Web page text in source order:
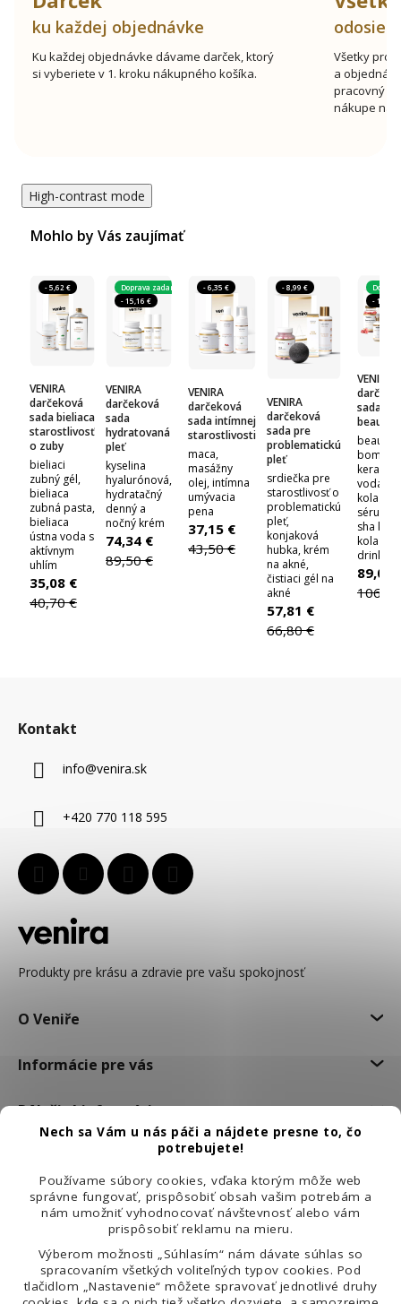
Nech sa Vám u nás páči a nájdete presne to, čo
potrebujete!
Používame súbory cookies, vďaka ktorým môže web
správne fungovať, prispôsobiť obsah vašim potrebám a
nám umožniť vyhodnocovať návštevnosť alebo vám
prispôsobiť reklamu na mieru.
Výberom možnosti „Súhlasím“ nám dávate súhlas so
spracovaním všetkých voliteľných typov cookies. Pod
tlačidlom „Nastavenie“ môžete spravovať jednotlivé druhy
ku každej objednávke
Ku každej objednávke dávame darček, ktorý
si vyberiete v 1. kroku nákupného košíka.
Všetky
a
pracovný
nákupe nad
High-contrast mode
Mohlo by Vás zaujímať
- 5,62 €
35,08 €
40,70 €
VENIRA
darčeková
sada bieliaca
starostlivosť
o zuby
bieliaci
zubný gél,
bieliaca
zubná pasta,
bieliaca
ústna voda s
aktívnym
uhlím
Doprava zadarmo
- 15,16 €
74,34 €
89,50 €
VENIRA
darčeková
sada
hydratovaná
pleť
kyselina
hyalurónová,
hydratačný
denný a
nočný krém
- 6,35 €
37,15 €
43,50 €
VENIRA
darčeková
sada intímnej
starostlivosti
maca,
masážny
olej, intímna
umývacia
pena
- 8,99 €
57,81 €
66,80 €
VENIRA
darčeková
sada pre
problematickú
pleť
srdiečka pre
starostlivosť o
problematickú
pleť,
konjaková
hubka, krém
na akné,
čistiaci gél na
akné
- 17,90
89,00
VENIRA
sada
beauty
beauty
bomb,
voda,
sérum,
sha
drink
Kontakt
info@venira.sk
+420 770 118 595
Produkty pre krásu a zdravie pre vašu spokojnosť
O Veniře
Informácie pre vás
Dôležité informácie